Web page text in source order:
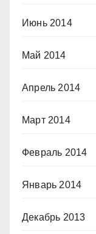
Июнь 2014
Май 2014
Апрель 2014
Март 2014
Февраль 2014
Январь 2014
Декабрь 2013